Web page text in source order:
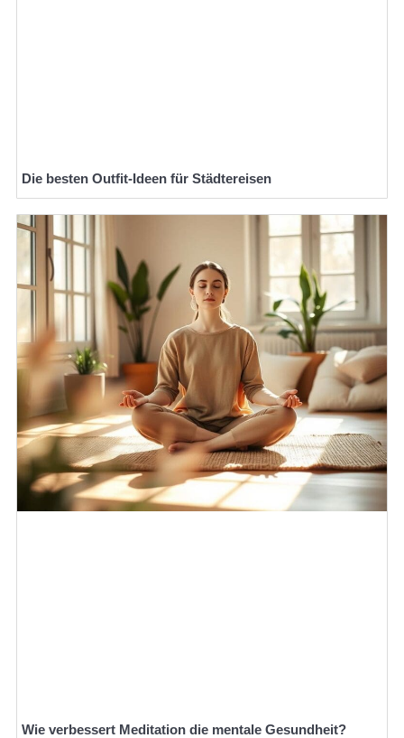
Die besten Outfit-Ideen für Städtereisen
Wie verbessert Meditation die mentale Gesundheit?